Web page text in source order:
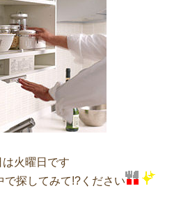
は火曜日です
で探してみて!?ください